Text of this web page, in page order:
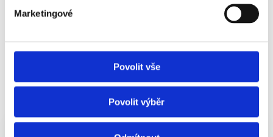
Marketingové
Povolit vše
Povolit výběr
Správa nemovitostí Brno-
Chrlice